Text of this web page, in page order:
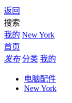
返回
搜索
我的 New York
首页
发布 分类 我的
电脑配件
New York